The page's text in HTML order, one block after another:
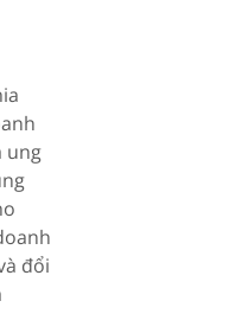
ung
đổi